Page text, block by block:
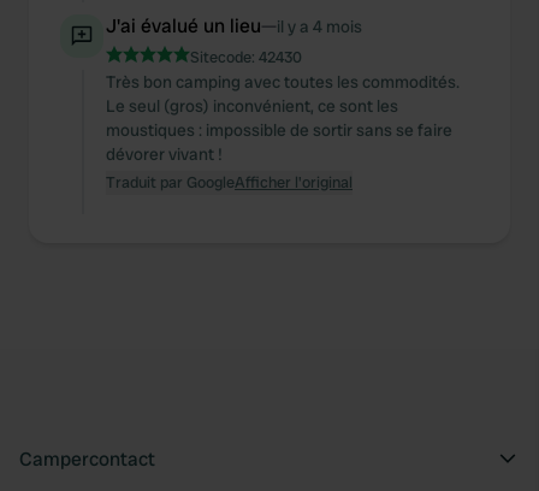
J'ai évalué un lieu—il y a 4 mois
Sitecode: 42430
Très bon camping avec toutes les commodités.
Le seul (gros) inconvénient, ce sont les
moustiques : impossible de sortir sans se faire
dévorer vivant !
Traduit par GoogleAfficher l'original
Campercontact